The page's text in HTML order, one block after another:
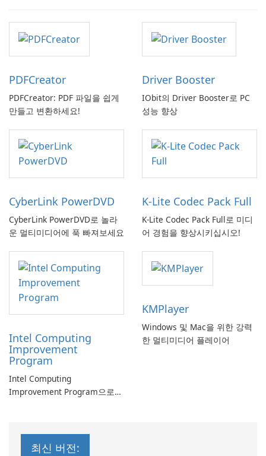
PDFCreator
PDFCreator: PDF 파일을 쉽게
만들고 변환하세요!
Driver Booster
IObit의 Driver Booster로 PC
성능 향상
CyberLink PowerDVD
CyberLink PowerDVD로 놀라
운 멀티미디어에 푹 빠져보세요
K-Lite Codec Pack Full
K-Lite Codec Pack Full로 미디
어 경험을 향상시키십시오!
Intel Computing
Improvement
Program
Intel Computing
Improvement Program으로
KMPlayer
Windows 및 Mac을 위한 강력
한 멀티미디어 플레이어
최신 버전: